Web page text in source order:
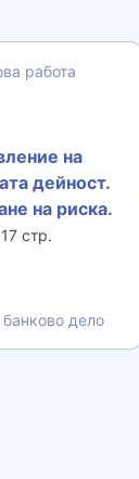
работа
на
дейност.
на риска.
стр.
дело